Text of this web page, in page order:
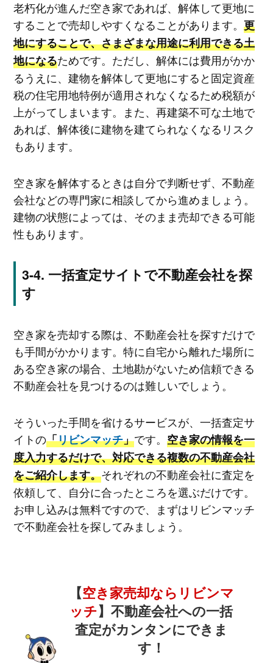
老朽化が進んだ空き家であれば、解体して更地に
することで売却しやすくなることがあります。 更
地にすることで、さまざまな用途に利用できる土
地になるためです。ただし、解体には費用がかか
るうえに、建物を解体して更地にすると固定資産
税の住宅用地特例が適用されなくなるため税額が
上がってしまいます。また、再建築不可な土地で
あれば、解体後に建物を建てられなくなるリスク
もあります。
空き家を解体するときは自分で判断せず、不動産
会社などの専門家に相談してから進めましょう。
建物の状態によっては、そのまま売却できる可能
性もあります。
一括査定サイトで不動産会社を探
す
空き家を売却する際は、不動産会社を探すだけで
も手間がかかります。特に自宅から離れた場所に
ある空き家の場合、土地勘がないため信頼できる
不動産会社を見つけるのは難しいでしょう。
そういった手間を省けるサービスが、一括査定サ
イトの「リビンマッチ」です。 空き家の情報を一
度入力するだけで、対応できる複数の不動産会社
をご紹介します。それぞれの不動産会社に査定を
依頼して、自分に合ったところを選ぶだけです。
お申し込みは無料ですので、まずはリビンマッチ
で不動産会社を探してみましょう。
【空き家売却ならリビンマ
ッチ】不動産会社への一括
査定がカンタンにできま
す！